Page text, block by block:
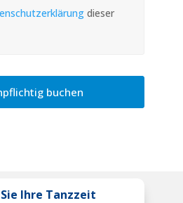
dieser
Ihre Tanzzeit